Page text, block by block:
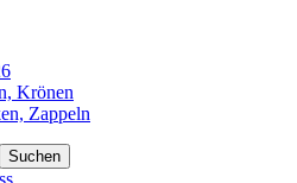
Krönen
Zappeln